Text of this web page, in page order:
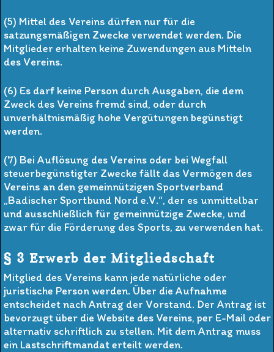
(5) Mittel des Vereins dürfen nur für die
satzungsmäßigen Zwecke verwendet werden. Die
Mitglieder erhalten keine Zuwendungen aus Mitteln
des Vereins.
(6) Es darf keine Person durch Ausgaben, die dem
Zweck des Vereins fremd sind, oder durch
unverhältnismäßig hohe Vergütungen begünstigt
werden.
(7) Bei Auflösung des Vereins oder bei Wegfall
steuerbegünstigter Zwecke fällt das Vermögen des
Vereins an den gemeinnützigen Sportverband
„Badischer Sportbund Nord e.V.“, der es unmittelbar
und ausschließlich für gemeinnützige Zwecke, und
zwar für die Förderung des Sports, zu verwenden hat.
§ 3 Erwerb der Mitgliedschaft
Mitglied des Vereins kann jede natürliche oder
juristische Person werden. Über die Aufnahme
entscheidet nach Antrag der Vorstand. Der Antrag ist
bevorzugt über die Website des Vereins, per E-Mail oder
alternativ schriftlich zu stellen. Mit dem Antrag muss
ein Lastschriftmandat erteilt werden.